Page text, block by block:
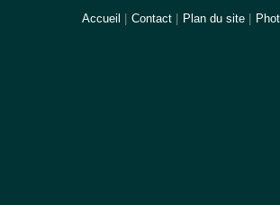
Accueil | Contact | Plan du site |